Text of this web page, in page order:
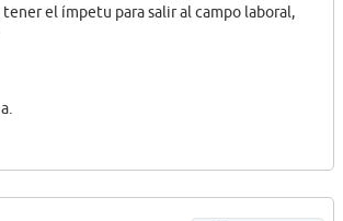
el ímpetu para salir al campo laboral,